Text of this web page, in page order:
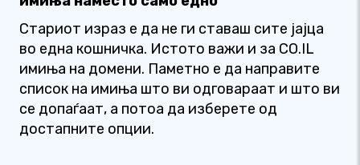
Стариот израз е да не ги ставаш сите јајца
во една кошничка. Истото важи и за CO.IL
имиња на домени. Паметно е да направите
список на имиња што ви одговараат и што ви
се допаѓаат, а потоа да изберете од
достапните опции.